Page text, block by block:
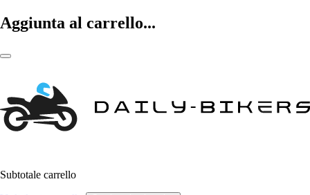
Aggiunta al carrello...
Subtotale carrello